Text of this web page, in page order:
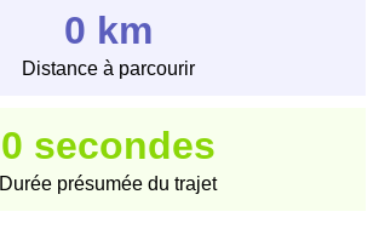
0 km
Distance à parcourir
0 secondes
Durée présumée du trajet